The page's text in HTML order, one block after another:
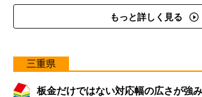
もっと詳しく見る
三重県
板金だけではない対応幅の広さが強